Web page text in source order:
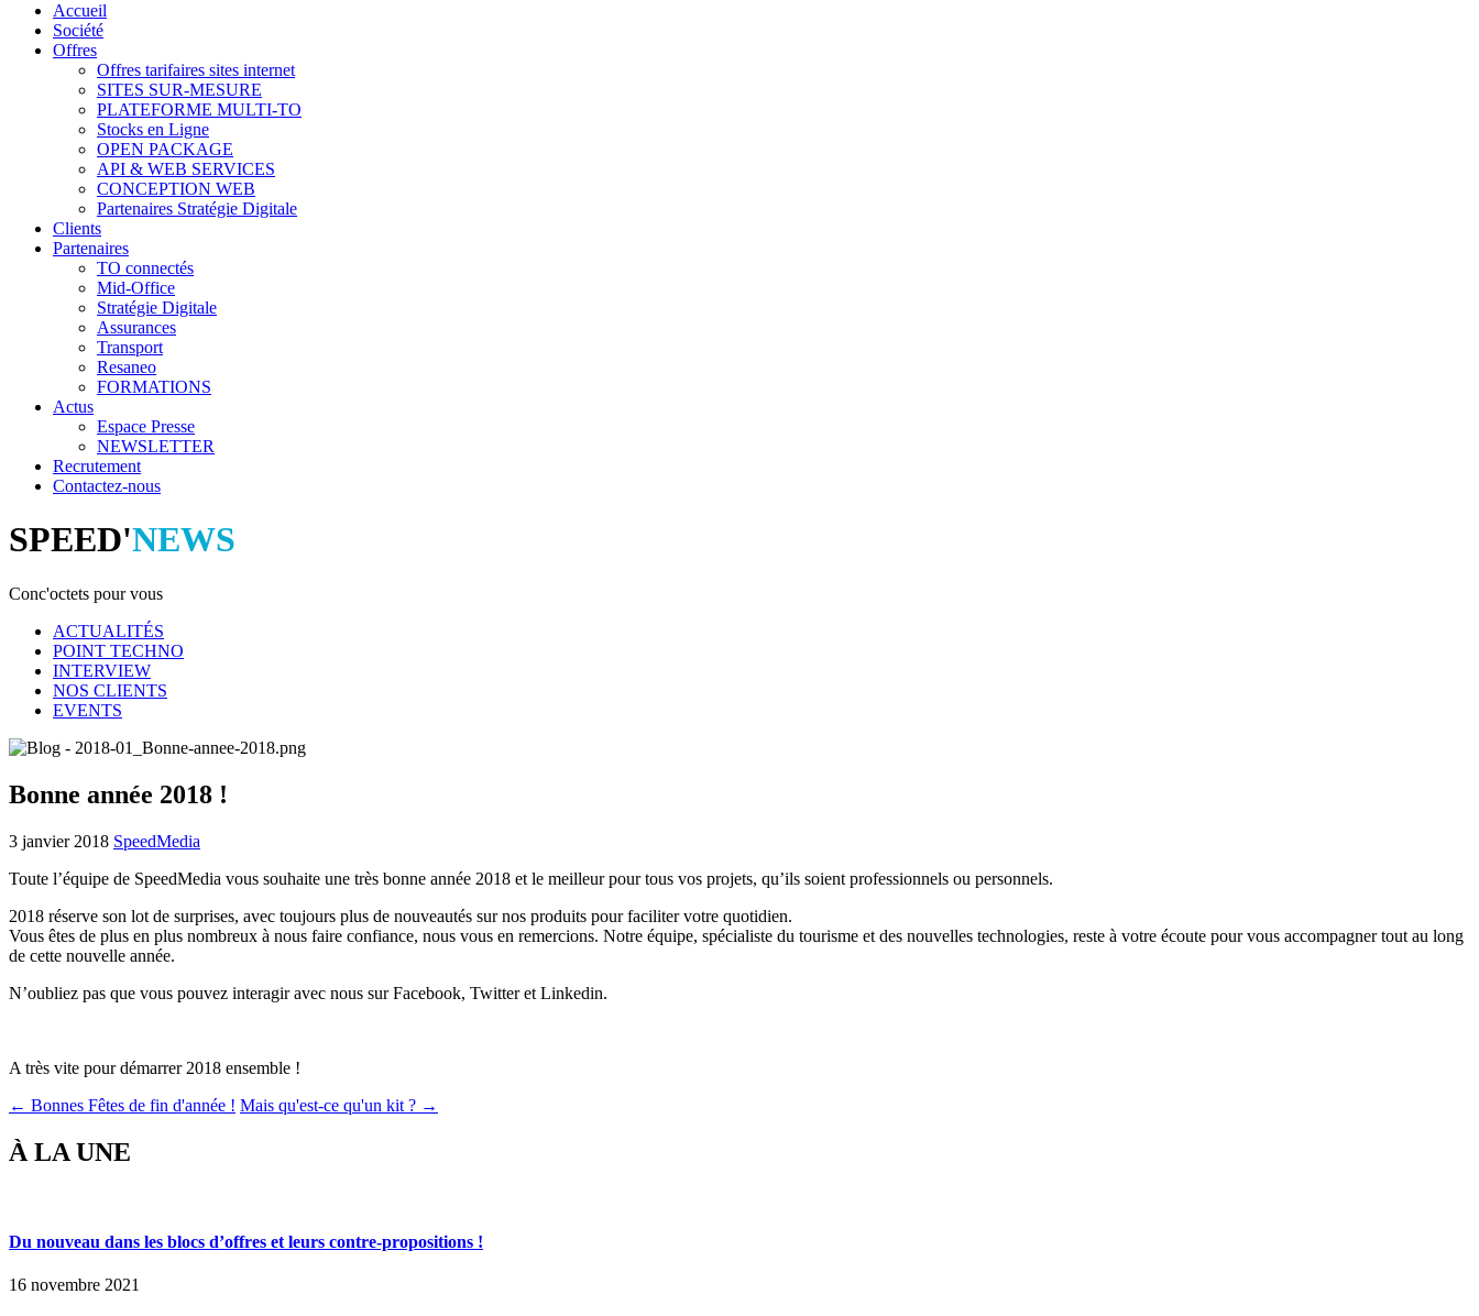
Accueil
Société
Offres
Offres tarifaires sites internet
SITES SUR-MESURE
PLATEFORME MULTI-TO
Stocks en Ligne
OPEN PACKAGE
API & WEB SERVICES
CONCEPTION WEB
Partenaires Stratégie Digitale
Clients
Partenaires
TO connectés
Mid-Office
Stratégie Digitale
Assurances
Transport
Resaneo
FORMATIONS
Actus
Espace Presse
NEWSLETTER
Recrutement
Contactez-nous
SPEED'NEWS
Conc'octets pour vous
ACTUALITÉS
POINT TECHNO
INTERVIEW
NOS CLIENTS
EVENTS
Bonne année 2018 !
3 janvier 2018 SpeedMedia
Toute l’équipe de SpeedMedia vous souhaite une très bonne année 2018 et le meilleur pour tous vos projets, qu’ils soient professionnels ou personnels.
2018 réserve son lot de surprises, avec toujours plus de nouveautés sur nos produits pour faciliter votre quotidien.
Vous êtes de plus en plus nombreux à nous faire confiance, nous vous en remercions. Notre équipe, spécialiste du tourisme et des nouvelles technologies, reste à votre écoute pour vous accompagner tout au long
de cette nouvelle année.
N’oubliez pas que vous pouvez interagir avec nous sur Facebook, Twitter et Linkedin.
A très vite pour démarrer 2018 ensemble !
← Bonnes Fêtes de fin d'année ! Mais qu'est-ce qu'un kit ? →
À LA UNE
Du nouveau dans les blocs d’offres et leurs contre-propositions !
16 novembre 2021